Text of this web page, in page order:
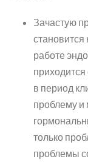
Зачастую
становится
работе
в период
проблему и
только
проблемы